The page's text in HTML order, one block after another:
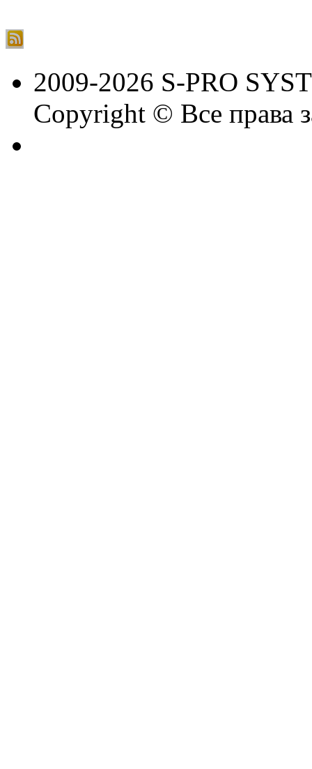
2009-2026 S-PRO
Copyright © Все права